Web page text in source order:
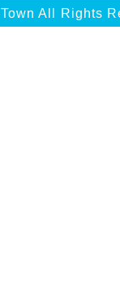
All Rights